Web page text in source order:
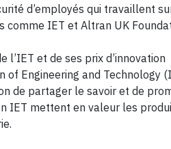
d’employés qui travaillent
comme IET et Altran UK
l’IET et de ses prix d’innovation
of Engineering and
de partager le savoir et de
IET mettent en valeur les